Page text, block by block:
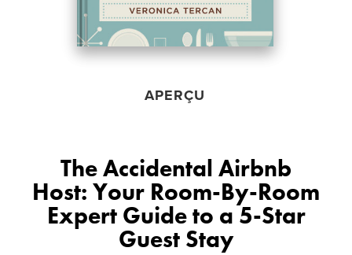
APERÇU
The Accidental Airbnb
Host: Your Room-By-Room
Expert Guide to a 5-Star
Guest Stay